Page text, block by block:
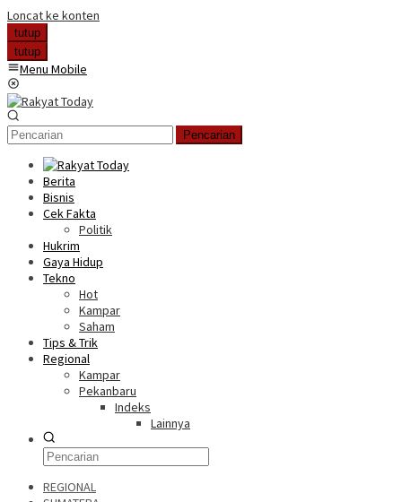
Loncat ke konten
tutup
tutup
Menu Mobile
Pencarian
Berita
Bisnis
Cek Fakta
Politik
Hukrim
Gaya Hidup
Tekno
Hot
Kampar
Saham
Tips & Trik
Regional
Kampar
Pekanbaru
Indeks
Lainnya
REGIONAL